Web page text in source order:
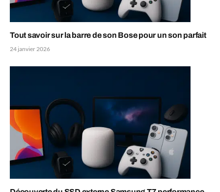
Tout savoir sur la barre de son Bose pour un son parfait
24 janvier 2026